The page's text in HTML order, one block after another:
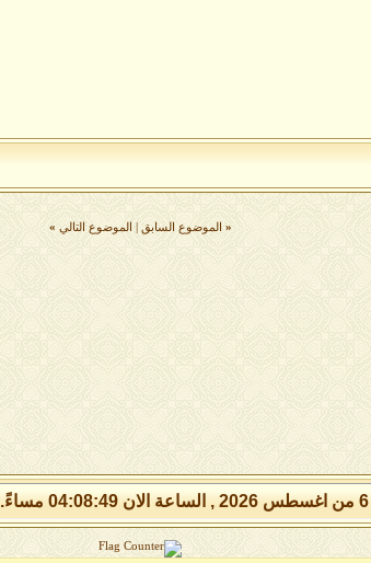
« الموضوع السابق الموضوع التالي »